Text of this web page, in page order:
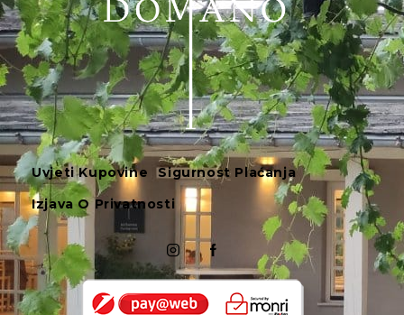
Uvjeti Kupovine
Sigurnost Plaćanja
Izjava O Privatnosti